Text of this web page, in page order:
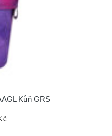
Kůň GRS